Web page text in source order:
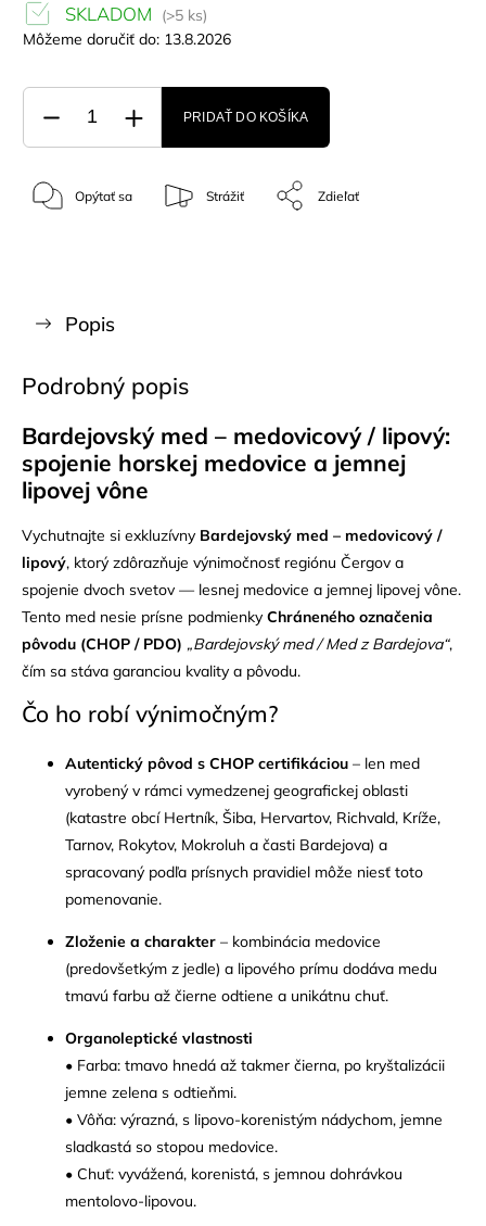
SKLADOM
(>5 ks)
Môžeme doručiť do: 13.8.2026
PRIDAŤ DO KOŠÍKA
Opýtať sa Strážiť Zdieľať
Popis
Podrobný popis
Bardejovský med – medovicový / lipový:
spojenie horskej medovice a jemnej
lipovej vône
Vychutnajte si exkluzívny Bardejovský med – medovicový /
lipový, ktorý zdôrazňuje výnimočnosť regiónu Čergov a
spojenie dvoch svetov — lesnej medovice a jemnej lipovej vône.
Tento med nesie prísne podmienky Chráneného označenia
pôvodu (CHOP / PDO) „Bardejovský med / Med z Bardejova“,
čím sa stáva garanciou kvality a pôvodu.
Čo ho robí výnimočným?
Autentický pôvod s CHOP certifikáciou – len med
vyrobený v rámci vymedzenej geografickej oblasti
(katastre obcí Hertník, Šiba, Hervartov, Richvald, Kríže,
Tarnov, Rokytov, Mokroluh a časti Bardejova) a
spracovaný podľa prísnych pravidiel môže niesť toto
pomenovanie.
Zloženie a charakter – kombinácia medovice
(predovšetkým z jedle) a lipového prímu dodáva medu
tmavú farbu až čierne odtiene a unikátnu chuť.
Organoleptické vlastnosti
• Farba: tmavo hnedá až takmer čierna, po kryštalizácii
jemne zelena s odtieňmi.
• Vôňa: výrazná, s lipovo-korenistým nádychom, jemne
sladkastá so stopou medovice.
• Chuť: vyvážená, korenistá, s jemnou dohrávkou
mentolovo-lipovou.